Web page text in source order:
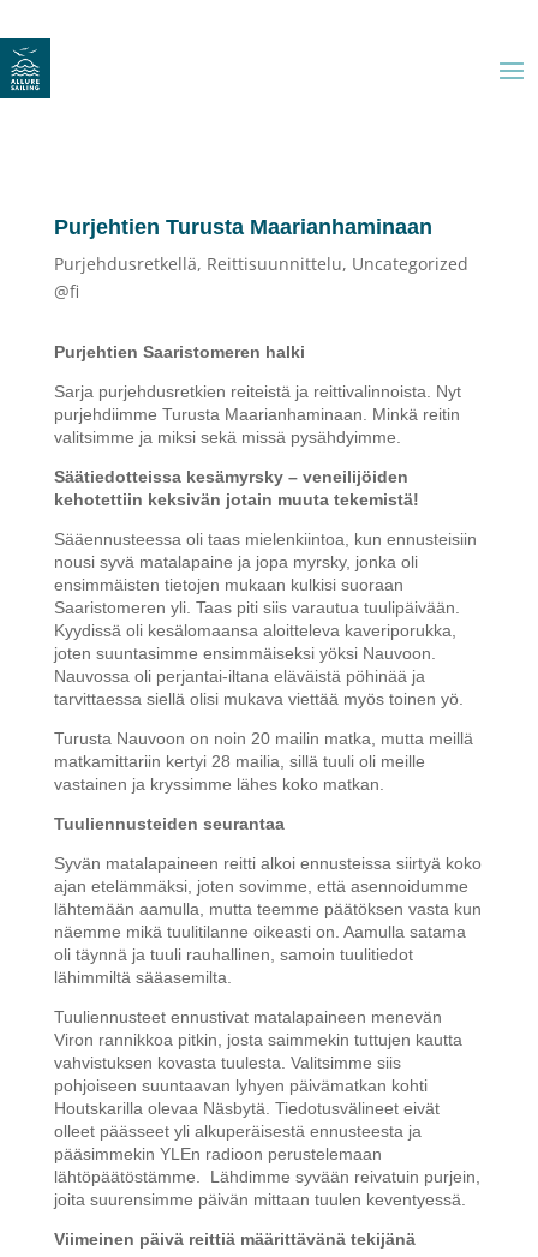
Purjehtien Turusta Maarianhaminaan
Purjehdusretkellä, Reittisuunnittelu, Uncategorized
@fi
Purjehtien Saaristomeren halki
Sarja purjehdusretkien reiteistä ja reittivalinnoista. Nyt
purjehdiimme Turusta Maarianhaminaan. Minkä reitin
valitsimme ja miksi sekä missä pysähdyimme.
Säätiedotteissa kesämyrsky – veneilijöiden
kehotettiin keksivän jotain muuta tekemistä!
Sääennusteessa oli taas mielenkiintoa, kun ennusteisiin
nousi syvä matalapaine ja jopa myrsky, jonka oli
ensimmäisten tietojen mukaan kulkisi suoraan
Saaristomeren yli. Taas piti siis varautua tuulipäivään.
Kyydissä oli kesälomaansa aloitteleva kaveriporukka,
joten suuntasimme ensimmäiseksi yöksi Nauvoon.
Nauvossa oli perjantai-iltana eläväistä pöhinää ja
tarvittaessa siellä olisi mukava viettää myös toinen yö.
Turusta Nauvoon on noin 20 mailin matka, mutta meillä
matkamittariin kertyi 28 mailia, sillä tuuli oli meille
vastainen ja kryssimme lähes koko matkan.
Tuuliennusteiden seurantaa
Syvän matalapaineen reitti alkoi ennusteissa siirtyä koko
ajan etelämmäksi, joten sovimme, että asennoidumme
lähtemään aamulla, mutta teemme päätöksen vasta kun
näemme mikä tuulitilanne oikeasti on. Aamulla satama
oli täynnä ja tuuli rauhallinen, samoin tuulitiedot
lähimmiltä sääasemilta.
Tuuliennusteet ennustivat matalapaineen menevän
Viron rannikkoa pitkin, josta saimmekin tuttujen kautta
vahvistuksen kovasta tuulesta. Valitsimme siis
pohjoiseen suuntaavan lyhyen päivämatkan kohti
Houtskarilla olevaa Näsbytä. Tiedotusvälineet eivät
olleet päässeet yli alkuperäisestä ennusteesta ja
pääsimmekin YLEn radioon perustelemaan
lähtöpäätöstämme. Lähdimme syvään reivatuin purjein,
joita suurensimme päivän mittaan tuulen keventyessä.
Viimeinen päivä reittiä määrittävänä tekijänä